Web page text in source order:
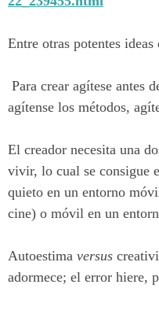
Entre otras potentes ideas
Para crear agítese antes
agítense los métodos,
El creador necesita una
vivir, lo cual se consigue
quieto en un entorno
cine) o móvil en un
Autoestima versus
adormece; el error hiere,